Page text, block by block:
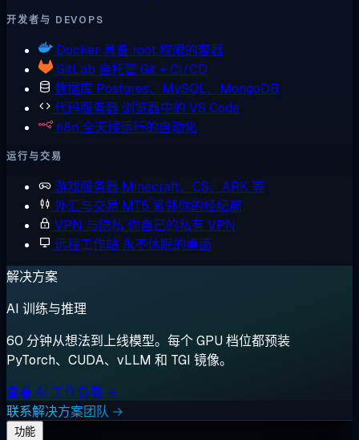
开发者与 DEVOPS
Docker 具备 root 权限的容器
GitLab 自托管 Git + CI/CD
数据库 Postgres、MySQL、MongoDB
代码服务器 浏览器中的 VS Code
n8n 全天候运行的自动化
运行与交易
游戏服务器 Minecraft、CS、ARK 等
外汇与交易 MT5 紧邻你的经纪商
VPN 与隐私 你自己的私有 VPN
远程工作站 永不休眠的桌面
解决方案
AI 训练与推理
60 分钟从想法到上线模型。每个 GPU 档位都预装
PyTorch、CUDA、vLLM 和 TGI 镜像。
查看 AI 工作负载 →
联系解决方案团队 →